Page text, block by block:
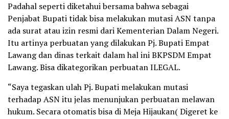
Padahal seperti diketahui bersama bahwa sebagai
Penjabat Bupati tidak bisa melakukan mutasi ASN tanpa
ada surat atau izin resmi dari Kementerian Dalam Negeri.
Itu artinya perbuatan yang dilakukan Pj. Bupati Empat
Lawang dan dinas terkait dalam hal ini BKPSDM Empat
Lawang. Bisa dikategorikan perbuatan ILEGAL.
“Saya tegaskan ulah Pj. Bupati melakukan mutasi
terhadap ASN itu jelas menunjukan perbuatan melawan
hukum. Secara otomatis bisa di Meja Hijaukan( Digeret ke